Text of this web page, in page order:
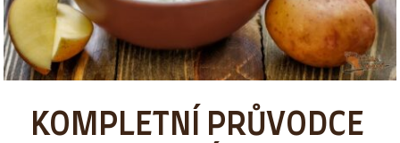
KOMPLETNÍ PRŮVODCE